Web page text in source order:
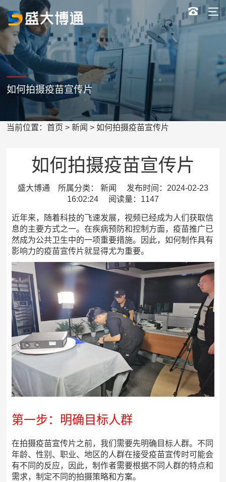
如何拍摄疫苗宣传片
当前位置：首页 >新闻 > 如何拍摄疫苗宣传片
如何拍摄疫苗宣传片
盛大博通 所属分类： 新闻 发布时间：2024-02-23
16:02:24 阅读量：1147
近年来，随着科技的飞速发展，视频已经成为人们获取信
息的主要方式之一。在疾病预防和控制方面，疫苗推广已
然成为公共卫生中的一项重要措施。因此，如何制作具有
影响力的疫苗宣传片就显得尤为重要。
第一步：明确目标人群
在拍摄疫苗宣传片之前，我们需要先明确目标人群。不同
年龄、性别、职业、地区的人群在接受疫苗宣传时可能会
有不同的反应，因此，制作者需要根据不同人群的特点和
需求，制定不同的拍摄策略和方案。